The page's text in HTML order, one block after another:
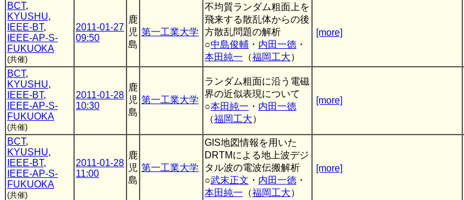
BCT,
KYUSHU,
IEEE-BT,
IEEE-AP-S-
FUKUOKA
(共催)
2011-01-27
09:50
鹿
児
島
第一工業大学
不均質ランダム粗面上を
飛来する散乱体からの後
方散乱問題の解析
○中島俊輔 ・ 内田一徳 ・
本田純一 （福岡工大）
[more]
BCT,
KYUSHU,
IEEE-BT,
IEEE-AP-S-
FUKUOKA
(共催)
2011-01-28
10:30
鹿
児
島
第一工業大学
ランダム粗面に沿う電磁
界の近似表現について
○本田純一 ・ 内田一徳
（福岡工大）
[more]
BCT,
KYUSHU,
IEEE-BT,
IEEE-AP-S-
FUKUOKA
(共催)
2011-01-28
11:00
鹿
児
島
第一工業大学
GIS地図情報を用いた
DRTMによる地上波デジ
タル波の電波伝搬解析
○武末正文 ・ 内田一徳 ・
本田純一 （福岡工大）
[more]